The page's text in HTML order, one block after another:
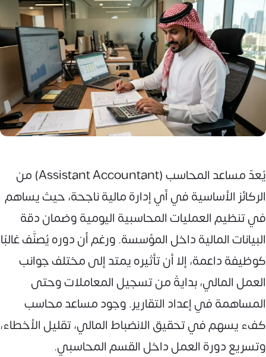
يُعدّ مساعد المحاسب (Assistant Accountant) من
الركائز الأساسية في أي إدارة مالية ناجحة، حيث يساهم
في تنظيم العمليات المحاسبية اليومية وضمان دقة
البيانات المالية داخل المؤسسة. ورغم أن دوره يُصنَّف غالبًا
كوظيفة داعمة، إلا أن تأثيره يمتد إلى مختلف جوانب
العمل المالي، بدايةً من تسجيل المعاملات وحتى
المساهمة في إعداد التقارير. وجود مساعد محاسب
كفء يسهم في تحقيق الانضباط المالي، تقليل الأخطاء،
وتسريع دورة العمل داخل القسم المحاسبي.